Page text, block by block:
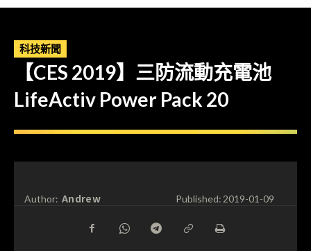
科技新聞
【CES 2019】三防流動充電池
LifeActiv Power Pack 20
Author: Andrew Published:2019-01-09